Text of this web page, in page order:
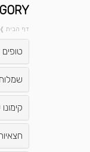
דף הבית ❱
טופים